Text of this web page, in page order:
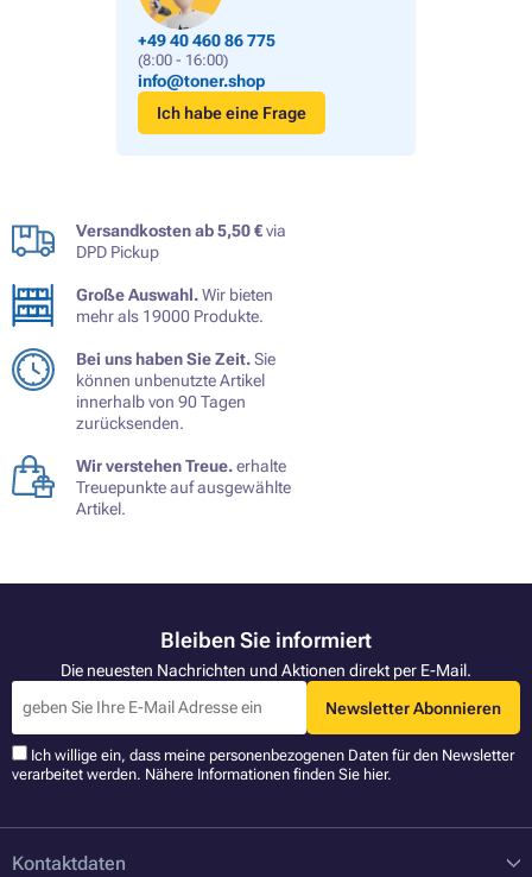
+49 40 460 86 775
(8:00 - 16:00)
info@toner.shop
Ich habe eine Frage
Versandkosten ab 5,50 €via
DPD Pickup
Große Auswahl.Wir bieten
mehr als 19000 Produkte.
Bei uns haben Sie Zeit.Sie
können unbenutzte Artikel
innerhalb von 90 Tagen
zurücksenden.
Wir verstehen Treue.erhalte
Treuepunkte auf ausgewählte
Artikel.
Bleiben Sie informiert
Die neuesten Nachrichten und Aktionen direkt per E-Mail.
Newsletter Abonnieren
Ich willige ein, dass meine personenbezogenen Daten für den Newsletter
verarbeitet werden. Nähere Informationen finden Sie hier.
Kontaktdaten